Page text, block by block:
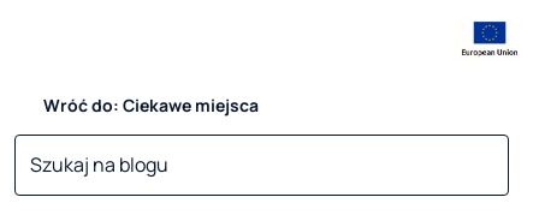
Wróć do: Ciekawe miejsca